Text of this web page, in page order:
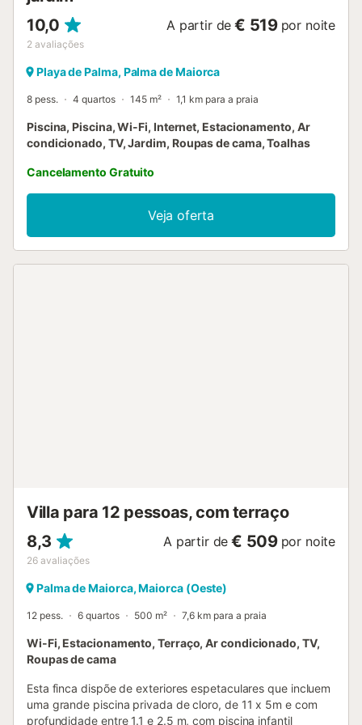
10,0
2 avaliações
A partir de € 519 por noite
Playa de Palma, Palma de Maiorca
8 pess. 4 quartos 145 m² 1,1 km para a praia
Piscina, Piscina, Wi-Fi, Internet, Estacionamento, Ar
condicionado, TV, Jardim, Roupas de cama, Toalhas
Cancelamento Gratuito
Veja oferta
Villa para 12 pessoas, com terraço
8,3
26 avaliações
A partir de € 509 por noite
Palma de Maiorca, Maiorca (Oeste)
12 pess. 6 quartos 500 m² 7,6 km para a praia
Wi-Fi, Estacionamento, Terraço, Ar condicionado, TV,
Roupas de cama
Esta finca dispõe de exteriores espetaculares que incluem
uma grande piscina privada de cloro, de 11 x 5m e com
profundidade entre 1.1 e 2.5 m, com piscina infantil